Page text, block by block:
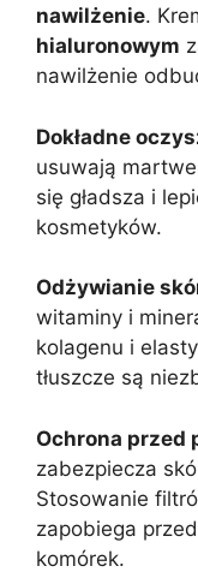
nawilżenie.
hialuronowym
nawilżenie
Dokładne
usuwają
się gładsza i
kosmetyków.
Odżywianie
witaminy i
kolagenu i
tłuszcze są
Ochrona przed
zabezpiecza
Stosowanie
zapobiega
komórek.